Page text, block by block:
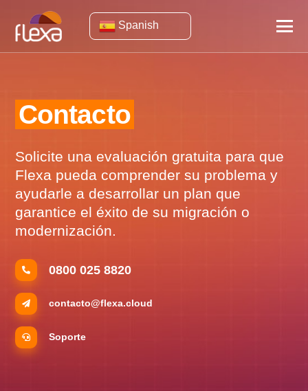
Spanish
Contacto
Solicite una evaluación gratuita para que
Flexa pueda comprender su problema y
ayudarle a desarrollar un plan que
garantice el éxito de su migración o
modernización.
0800 025 8820
contacto@flexa.cloud
Soporte